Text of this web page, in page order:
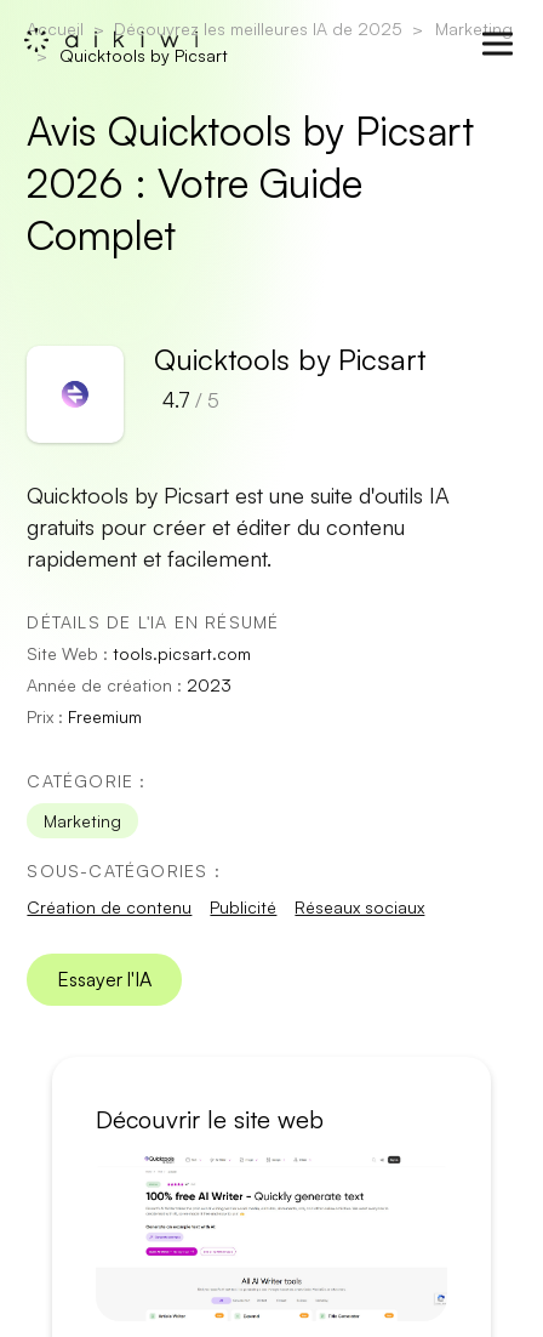
Accueil Découvrez les meilleures IA de 2025
Marketing
Quicktools by Picsart
Avis Quicktools by Picsart
2026 : Votre Guide
Complet
Quicktools by Picsart
4.7 / 5
Quicktools by Picsart est une suite d'outils IA
gratuits pour créer et éditer du contenu
rapidement et facilement.
DÉTAILS DE L'IA EN RÉSUMÉ
Site Web :tools.picsart.com
Année de création : 2023
Prix : Freemium
CATÉGORIE :
Marketing
SOUS-CATÉGORIES :
Création de contenu
Publicité Réseaux sociaux
Essayer l'IA
Découvrir le site web